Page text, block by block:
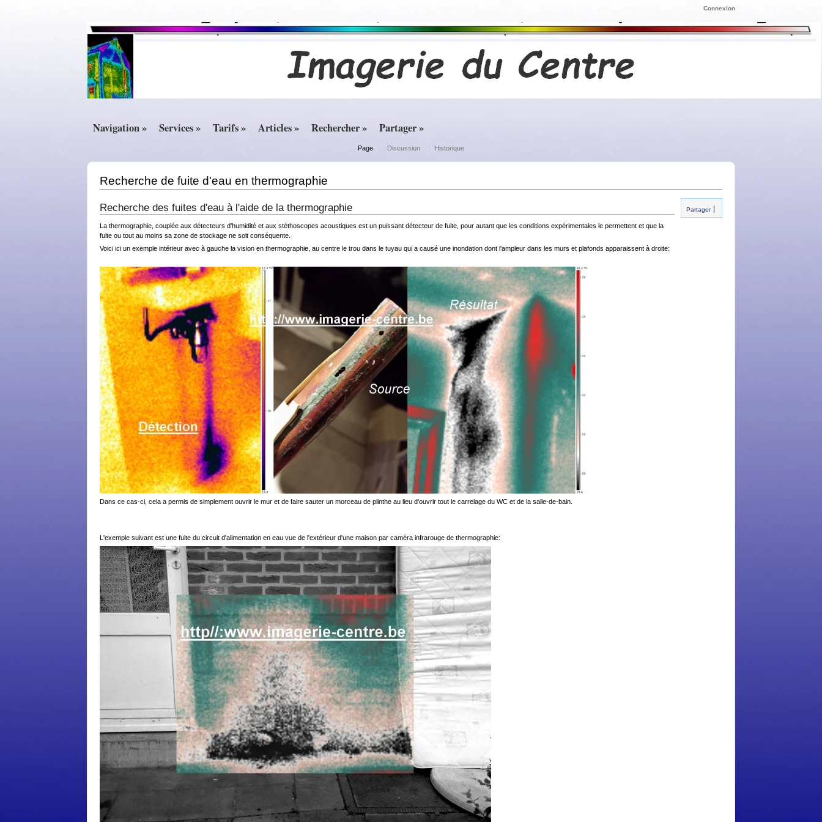
Connexion
Navigation » Services » Tarifs » Articles » Rechercher » Partager »
Page Discussion Historique
Recherche de fuite d'eau en thermographie
Partager
Recherche des fuites d'eau à l'aide de la thermographie
La thermographie, couplée aux détecteurs d'humidité et aux stéthoscopes acoustiques est un puissant détecteur de fuite, pour autant que les conditions expérimentales le permettent et que la
fuite ou tout au moins sa zone de stockage ne soit conséquente.
Voici ici un exemple intérieur avec à gauche la vision en thermographie, au centre le trou dans le tuyau qui a causé une inondation dont l'ampleur dans les murs et plafonds apparaissent à droite:
Dans ce cas-ci, cela a permis de simplement ouvrir le mur et de faire sauter un morceau de plinthe au lieu d'ouvrir tout le carrelage du WC et de la salle-de-bain.
L'exemple suivant est une fuite du circuit d'alimentation en eau vue de l'extérieur d'une maison par caméra infrarouge de thermographie: